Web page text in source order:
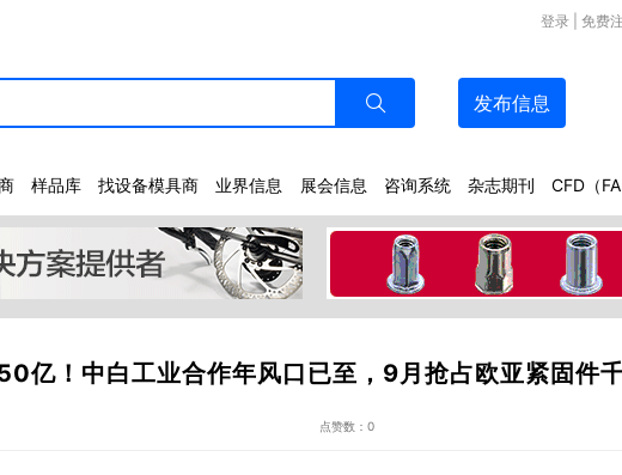
登录 免费
发布信息
样品库 找设备模具商 业界信息 展会信息 咨询系统 杂志期刊 CFD（
亿！中白工业合作年风口已至，9月抢占欧亚紧固件
点赞数：0